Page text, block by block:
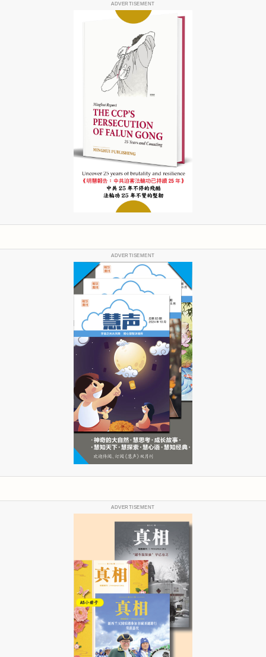
ADVERTISEMENT
ADVERTISEMENT
ADVERTISEMENT